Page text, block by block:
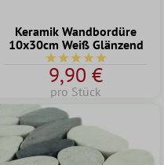
Keramik Wandbordüre
10x30cm Weiß Glänzend
Durchschnittliche
9,90 €
pro Stück